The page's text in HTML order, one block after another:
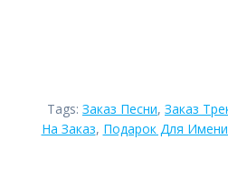
Tags: Заказ Песни, Заказ
На Заказ, Подарок Для